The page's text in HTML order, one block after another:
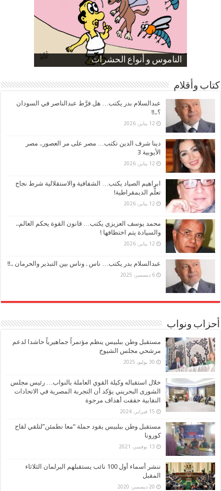
الناموس و أنواع الحشرات
الموظفين بعد ارتفاع الأسعار
ارتفاع نسبة الطلاق في مصر
صورة كاركاتيرية
صورة كاركاتيرية
كتاب وأقلام
عبدالسلام بدر يكتب… هل فرَّط عبدالناصر في السودان
؟..!!
12 يناير، 2026
دينا شرف الدين تكتب… مصر على مر العصور.. مصر
الأيوبية 3
12 يناير، 2026
ابراهيم الصياد يكتب… الشفافية والاستقلالية شرط نجاح
تعلُّم الديمقراطية!
12 يناير، 2026
محمد يوسف العزيزي يكتب… قانون القوة يحكم العالم..
والسيادة يتم اختطافها !
12 يناير، 2026
عبدالسلام بدر يكتب… ناس . وناس بين التبذير والحرمان ..!!
6 ديسمبر، 2025
أحزاب ونواب
مستقبل وطن ببلبيس ينظم مؤتمراً جماهيرياً حاشدا لدعم
مرشحي مجلس الشيوخ
30 يوليو، 2025
خلال استقباله وكيلة القوي العاملة بالنواب… رئيس مجلس
الشورى البحريني يؤكد أن التجربة المصرية في الاتحادات
النقابية حققت أهداف مرجوة
15 فبراير، 2024
مستقبل وطن ببلبيس يقود حملة “معا نطمئن”لتلقي لقاح
كورونا
13 نوفمبر، 2021
ننشر أسماء أول 100 نائب يستقبلهم البرلمان الثلاثاء
المقبل
20 ديسمبر، 2020